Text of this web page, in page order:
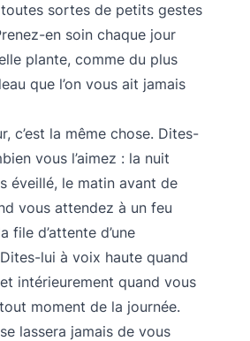
toutes sortes de petits gestes
en soin chaque jour
plante, comme du plus
que l’on vous ait jamais
c’est la même chose. Dites-
vous l’aimez : la nuit
éveillé, le matin avant de
vous attendez à un feu
file d’attente d’une
lui à voix haute quand
intérieurement quand vous
moment de la journée.
lassera jamais de vous